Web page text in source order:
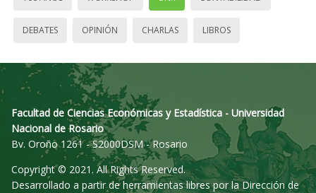
DEBATES OPINIÓN CHARLAS LIBROS
Facultad de Ciencias Económicas y Estadística - Universidad
Nacional de Rosario
Bv. Oroño 1261 - S2000DSM - Rosario
Copyright © 2021. All Rights Reserved.
Desarrollado a partir de herramientas libres por la Dirección de